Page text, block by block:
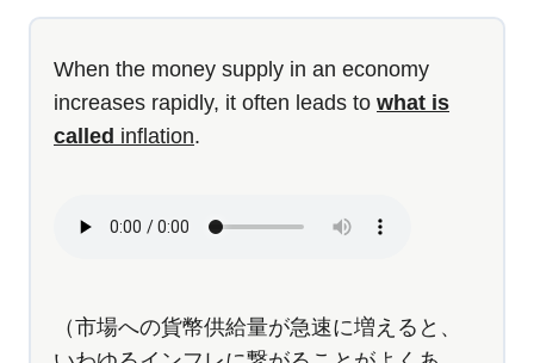
When the money supply in an economy
increases rapidly, it often leads to what is
called inflation.
（市場への貨幣供給量が急速に増えると、